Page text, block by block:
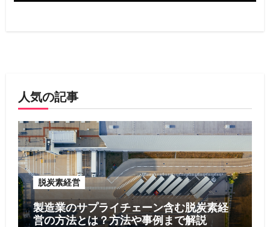
人気の記事
脱炭素経営
製造業のサプライチェーン含む脱炭素経
営の方法とは？方法や事例まで解説